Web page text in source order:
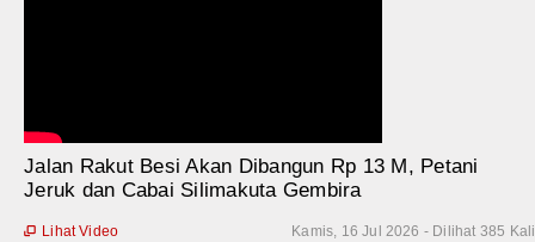
Jalan Rakut Besi Akan Dibangun Rp 13 M, Petani
Jeruk dan Cabai Silimakuta Gembira
Kamis, 16 Jul 2026 - Dilihat 385 Kali
 Lihat Video